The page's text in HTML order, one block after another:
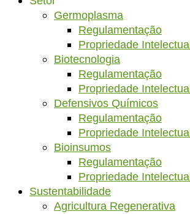
Germoplasma
Regulamentação
Propriedade Intelectual
Biotecnologia
Regulamentação
Propriedade Intelectual
Defensivos Químicos
Regulamentação
Propriedade Intelectual
Bioinsumos
Regulamentação
Propriedade Intelectual
Sustentabilidade
Agricultura Regenerativa